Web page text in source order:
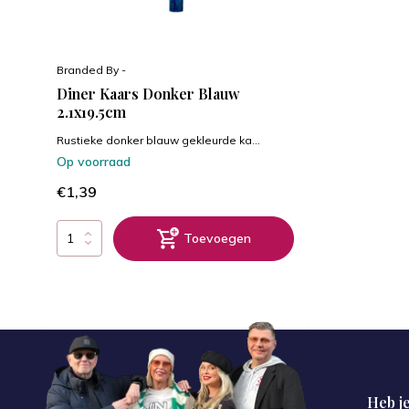
Branded By -
Diner Kaars Donker Blauw
2.1x19.5cm
Rustieke donker blauw gekleurde ka...
Op voorraad
€1,39
Toevoegen
Heb